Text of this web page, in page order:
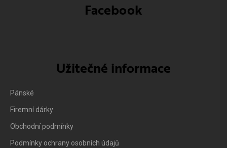
Facebook
Užitečné informace
Pánské
Firemní dárky
Obchodní podmínky
Podmínky ochrany osobních údajů